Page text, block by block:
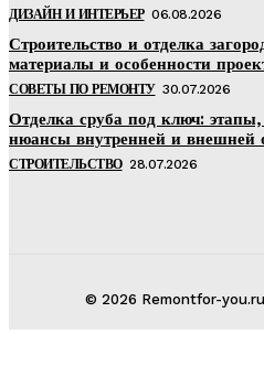
ДИЗАЙН И ИНТЕРЬЕР 06.08.2026
Строительство и отделка
материалы и особенности
СОВЕТЫ ПО РЕМОНТУ 30.07.2026
Отделка сруба под ключ:
нюансы внутренней и внешней
СТРОИТЕЛЬСТВО 28.07.2026
© 2026 Remontfor-you.ru.